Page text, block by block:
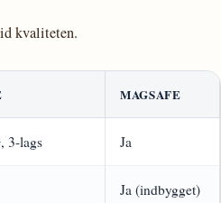
kvaliteten.
MAGSAFE
3-lags Ja
Ja (indbygget)